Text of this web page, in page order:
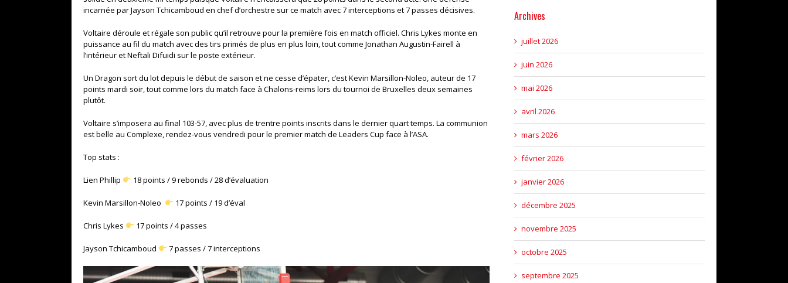
incarnée par Jayson Tchicamboud en chef d’orchestre sur ce match avec 7 interceptions et 7 passes décisives.
Voltaire déroule et régale son public qu’il retrouve pour la première fois en match officiel. Chris Lykes monte en
puissance au fil du match avec des tirs primés de plus en plus loin, tout comme Jonathan Augustin-Fairell à
l’intérieur et Neftali Difuidi sur le poste extérieur.
Un Dragon sort du lot depuis le début de saison et ne cesse d’épater, c’est Kevin Marsillon-Noleo, auteur de 17
points mardi soir, tout comme lors du match face à Chalons-reims lors du tournoi de Bruxelles deux semaines
plutôt.
Voltaire s’imposera au final 103-57, avec plus de trentre points inscrits dans le dernier quart temps. La communion
est belle au Complexe, rendez-vous vendredi pour le premier match de Leaders Cup face à l’ASA.
Top stats :
Lien Phillip 18 points / 9 rebonds / 28 d’évaluation
Kevin Marsillon-Noleo 17 points / 19 d’éval
Chris Lykes 17 points / 4 passes
Jayson Tchicamboud 7 passes / 7 interceptions
Archives
juillet 2026
juin 2026
mai 2026
avril 2026
mars 2026
février 2026
janvier 2026
décembre 2025
novembre 2025
octobre 2025
septembre 2025